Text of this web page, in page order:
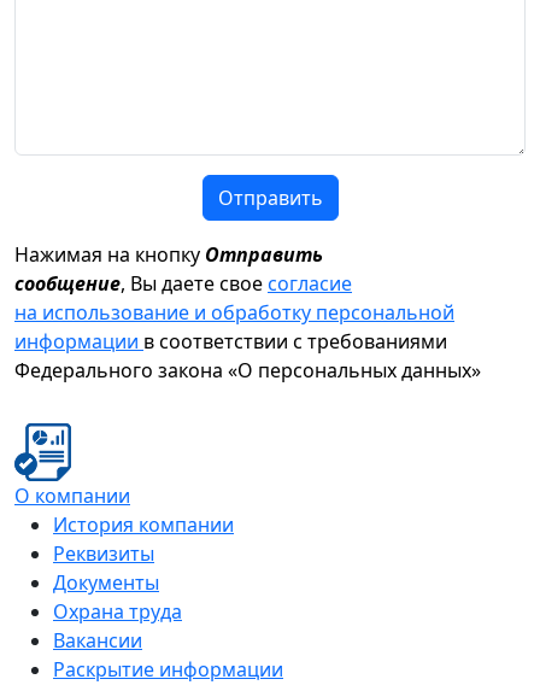
Отправить
Нажимая на кнопку Отправить
сообщение, Вы даете своесогласие
на использование и обработку персональной
информации в соответствии с требованиями
Федерального закона «О персональных данных»
О компании
История компании
Реквизиты
Документы
Охрана труда
Вакансии
Раскрытие информации